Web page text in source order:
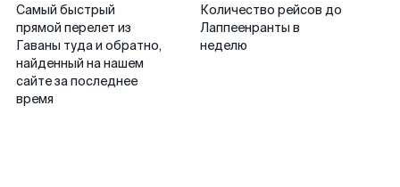
Самый быстрый
прямой перелет из
Гаваны туда и обратно,
найденный на нашем
сайте за последнее
время
Количество рейсов до
Лаппеенранты в
неделю